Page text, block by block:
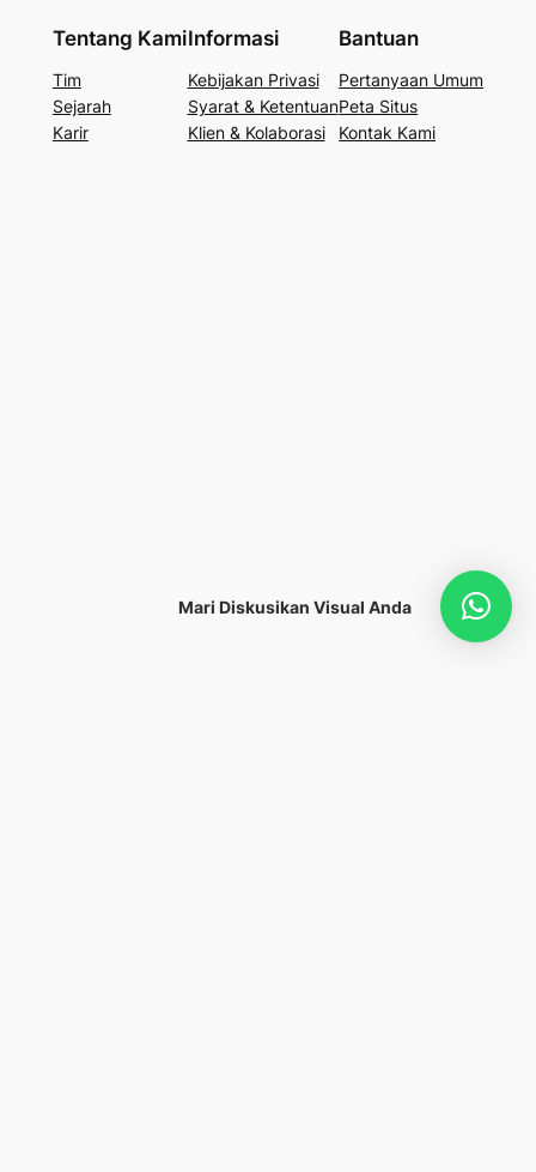
Tentang Kami
Tim
Sejarah
Karir
Informasi
Kebijakan Privasi
Syarat & Ketentuan
Klien & Kolaborasi
Bantuan
Pertanyaan Umum
Peta Situs
Kontak Kami
Mari Diskusikan Visual Anda